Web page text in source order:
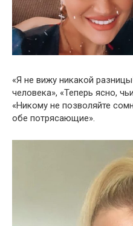
«Я не вижу никакой
человека», «Теперь ясно,
«Никому не позволяйте
обе потрясающие».